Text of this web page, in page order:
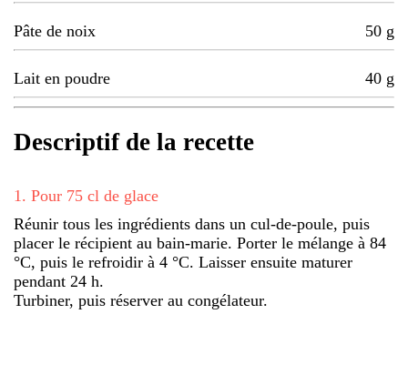
Pâte de noix 50 g
Lait en poudre 40 g
Descriptif de la recette
1 . Pour 75 cl de glace
Réunir tous les ingrédients dans un cul-de-poule, puis
placer le récipient au bain-marie. Porter le mélange à 84
°C, puis le refroidir à 4 °C. Laisser ensuite maturer
pendant 24 h.
Turbiner, puis réserver au congélateur.